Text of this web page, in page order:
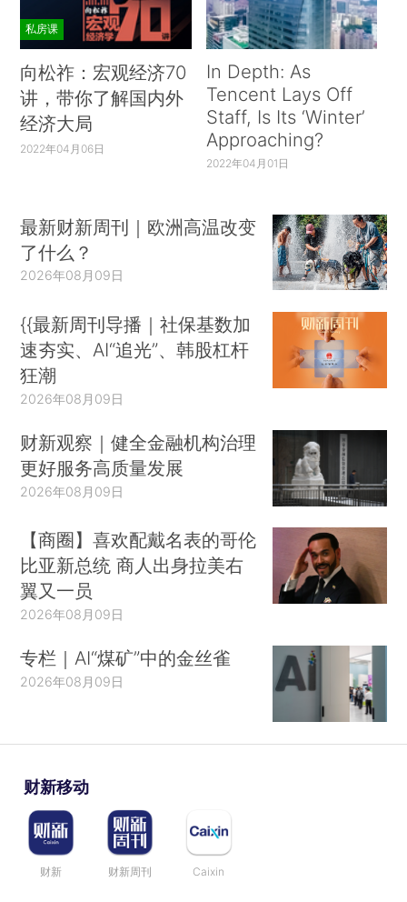
私房课
向松祚：宏观经济70
讲，带你了解国内外
经济大局
2022年04月06日
In Depth: As
Tencent Lays Off
Staff, Is Its ‘Winter’
Approaching?
2022年04月01日
最新财新周刊｜欧洲高温改变
了什么？
2026年08月09日
{{最新周刊导播｜社保基数加
速夯实、AI“追光”、韩股杠杆
狂潮
2026年08月09日
财新观察｜健全金融机构治理
更好服务高质量发展
2026年08月09日
【商圈】喜欢配戴名表的哥伦
比亚新总统 商人出身拉美右
翼又一员
2026年08月09日
专栏｜AI“煤矿”中的金丝雀
2026年08月09日
财新移动
财新 财新周刊 Caixin